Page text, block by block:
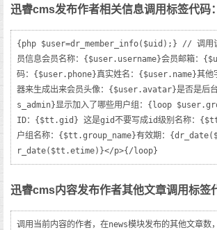
迅睿cms发布作者相关信息调用标签代码：
{php $user=dr_member_info($uid);} // 调用该
员信息会员名称：{$user.username}会员邮箱：
码：{$user.phone}真实姓名：{$user.name}其他
器来生成出来会员头像：{$user.avatar}是否是后
s_admin}显示加入了哪些用户组：{loop
ID：{$tt.gid} 这是gid不要写成id级别名称：
户组名称：{$tt.group_name}有效期：
r_date($tt.etime)}</p>{/loop}
迅睿cms内容发布作者其他文章调用标签
调用当前内容的作者，在news模块发布的其他文章数